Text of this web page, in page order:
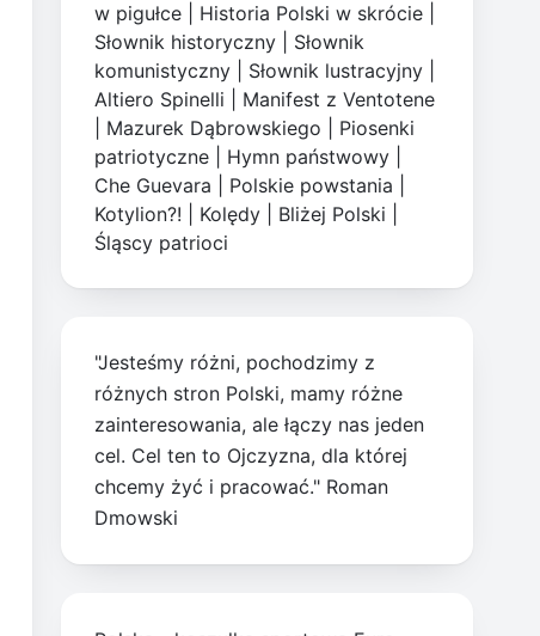
w pigułce
Historia Polski w skrócie
Słownik historyczny
Słownik
komunistyczny
Słownik lustracyjny
Altiero Spinelli
Manifest z Ventotene
Mazurek Dąbrowskiego
Piosenki
patriotyczne
Hymn państwowy
Che Guevara
Polskie powstania
Kotylion?!
Kolędy Bliżej Polski
Śląscy patrioci
"Jesteśmy różni, pochodzimy z
różnych stron Polski, mamy różne
zainteresowania, ale łączy nas jeden
cel. Cel ten to Ojczyzna, dla której
chcemy żyć i pracować." Roman
Dmowski